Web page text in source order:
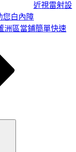
近視雷射設
您白內障
洲區當鋪簡單快速